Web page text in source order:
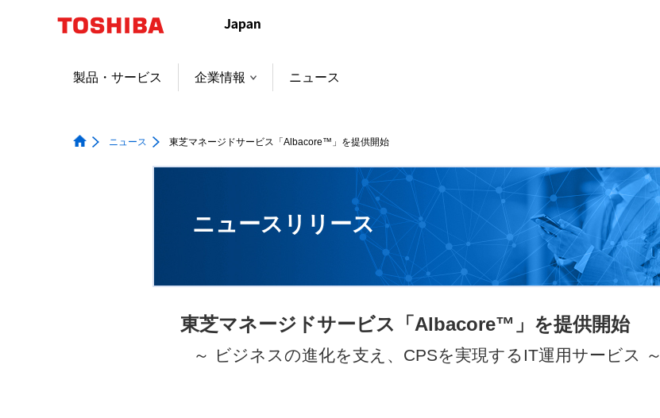
ャ
製品・サービス 企業情報 ニュース
ニュース 東芝マネージドサービス「Albacore™」を提供開始
ニュースリリース
東芝マネージドサービス「Albacore™」を提供開始
～ ビジネスの進化を支え、CPSを実現するIT運用サービス ～